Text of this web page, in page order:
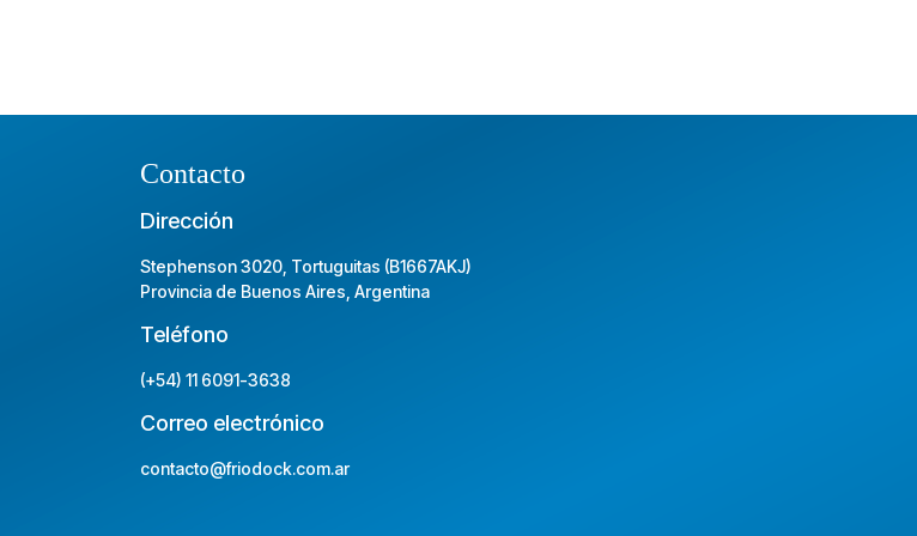
Contacto
Dirección
Stephenson 3020, Tortuguitas (B1667AKJ)
Provincia de Buenos Aires, Argentina
Teléfono
(+54) 11 6091-3638
Correo electrónico
contacto@friodock.com.ar